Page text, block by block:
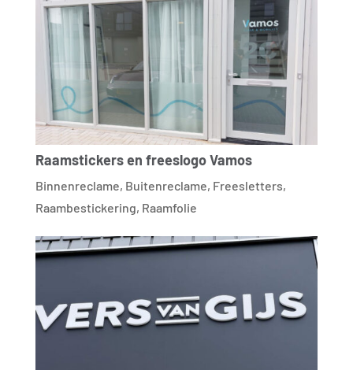
Raamstickers en freeslogo Vamos
Binnenreclame, Buitenreclame, Freesletters,
Raambestickering, Raamfolie